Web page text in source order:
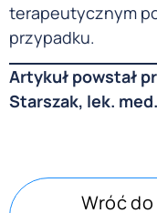
terapeutycznym
przypadku.
Artykuł powstał
Starszak, lek.
Wróć